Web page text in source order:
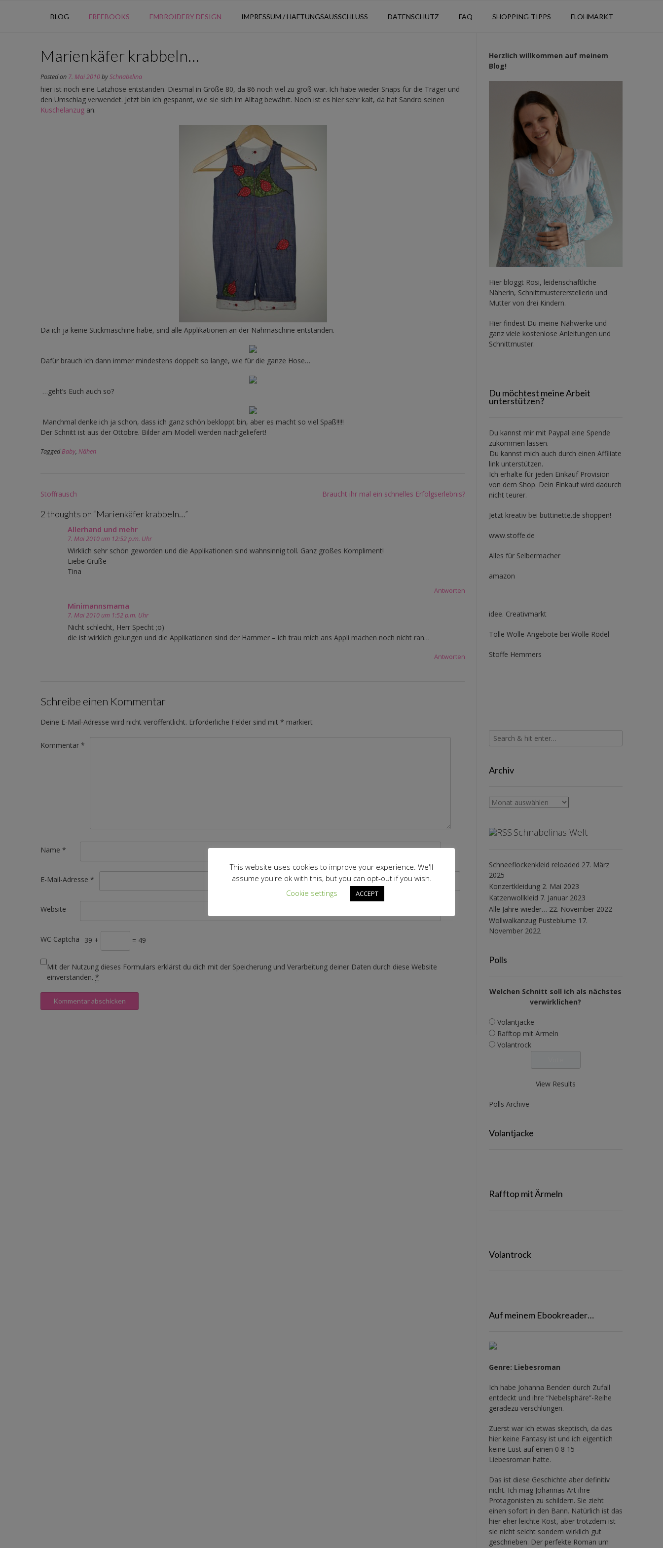
BLOG FREEBOOKS EMBROIDERY DESIGN IMPRESSUM / HAFTUNGSAUSSCHLUSS DATENSCHUTZ FAQ SHOPPING-TIPPS FLOHMARKT
Marienkäfer krabbeln…
Posted on 7. Mai 2010bySchnabelina
hier ist noch eine Latzhose entstanden. Diesmal in Größe 80, da 86 noch viel zu groß war. Ich habe wieder Snaps für die Träger und
den Umschlag verwendet. Jetzt bin ich gespannt, wie sie sich im Alltag bewährt. Noch ist es hier sehr kalt, da hat Sandro seinen
Kuschelanzug an.
Da ich ja keine Stickmaschine habe, sind alle Applikationen an der Nähmaschine entstanden.
Dafür brauch ich dann immer mindestens doppelt so lange, wie für die ganze Hose…
…geht’s Euch auch so?
Manchmal denke ich ja schon, dass ich ganz schön bekloppt bin, aber es macht so viel Spaß!!!!!
Der Schnitt ist aus der Ottobre. Bilder am Modell werden nachgeliefert!
TaggedBaby, Nähen
Post
Stoffrausch Braucht ihr mal ein schnelles Erfolgserlebnis?
2 thoughts on “Marienkäfer krabbeln…”
Allerhand und mehr
7. Mai 2010 um 12:52 p.m. Uhr
Wirklich sehr schön geworden und die Applikationen sind wahnsinnig toll. Ganz großes Kompliment!
Liebe Grüße
Tina
Antworten
Minimannsmama
7. Mai 2010 um 1:52 p.m. Uhr
Nicht schlecht, Herr Specht ;o)
die ist wirklich gelungen und die Applikationen sind der Hammer – ich trau mich ans Appli machen noch nicht ran…
Antworten
Schreibe einen Kommentar
Deine E-Mail-Adresse wird nicht veröffentlicht. Erforderliche Felder sind mit * markiert
Kommentar *
Name *
E-Mail-Adresse *
Website
WC Captcha 39 + = 49
Mit der Nutzung dieses Formulars erklärst du dich mit der Speicherung und Verarbeitung deiner Daten durch diese Website
einverstanden. *
Herzlich willkommen auf meinem
Blog!
Hier bloggt Rosi, leidenschaftliche
Näherin, Schnittmustererstellerin und
Mutter von drei Kindern.
Hier findest Du meine Nähwerke und
ganz viele kostenlose Anleitungen und
Schnittmuster.
Du möchtest meine Arbeit
unterstützen?
Du kannst mir mit Paypal eine Spende
zukommen lassen.
Du kannst mich auch durch einen Affiliate
link unterstützen.
Ich erhalte für jeden Einkauf Provision
von dem Shop. Dein Einkauf wird dadurch
nicht teurer.
Jetzt kreativ bei buttinette.de shoppen!
www.stoffe.de
Alles für Selbermacher
amazon
idee. Creativmarkt
Tolle Wolle-Angebote bei Wolle Rödel
Stoffe Hemmers
Archiv
Archiv
Schnabelinas Welt
Schneeflockenkleid reloaded 27. März
2025
Konzertkleidung 2. Mai 2023
Katzenwollkleid 7. Januar 2023
Alle Jahre wieder… 22. November 2022
Wollwalkanzug Pusteblume 17.
November 2022
Polls
Welchen Schnitt soll ich als nächstes
verwirklichen?
Volantjacke
Rafftop mit Ärmeln
Volantrock
View Results
Polls Archive
Volantjacke
Rafftop mit Ärmeln
Volantrock
Auf meinem Ebookreader…
Genre: Liebesroman
Ich habe Johanna Benden durch Zufall
entdeckt und ihre “Nebelsphäre”-Reihe
geradezu verschlungen.
Zuerst war ich etwas skeptisch, da das
hier keine Fantasy ist und ich eigentlich
keine Lust auf einen 0 8 15 –
Liebesroman hatte.
Das ist diese Geschichte aber definitiv
nicht. Ich mag Johannas Art ihre
Protagonisten zu schildern. Sie zieht
einen sofort in den Bann. Natürlich ist das
hier eher leichte Kost, aber trotzdem ist
sie nicht seicht sondern wirklich gut
geschrieben. Der perfekte Roman um
This website uses cookies to improve your experience. We'll
assume you're ok with this, but you can opt-out if you wish.
Cookie settings
ACCEPT